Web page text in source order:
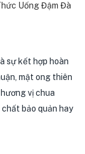
Uống Đậm Đà
sự kết hợp hoàn
mật ong thiên
vị chua
bảo quản hay